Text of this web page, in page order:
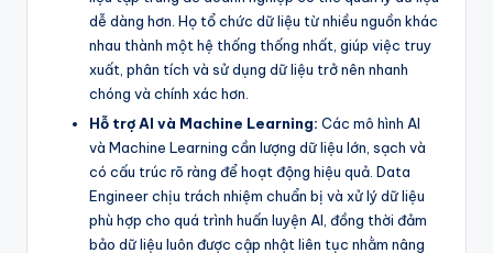
dễ dàng hơn. Họ tổ chức dữ liệu từ nhiều nguồn khác
nhau thành một hệ thống thống nhất, giúp việc truy
xuất, phân tích và sử dụng dữ liệu trở nên nhanh
chóng và chính xác hơn.
Hỗ trợ AI và Machine Learning: Các mô hình AI
và Machine Learning cần lượng dữ liệu lớn, sạch và
có cấu trúc rõ ràng để hoạt động hiệu quả. Data
Engineer chịu trách nhiệm chuẩn bị và xử lý dữ liệu
phù hợp cho quá trình huấn luyện AI, đồng thời đảm
bảo dữ liệu luôn được cập nhật liên tục nhằm nâng